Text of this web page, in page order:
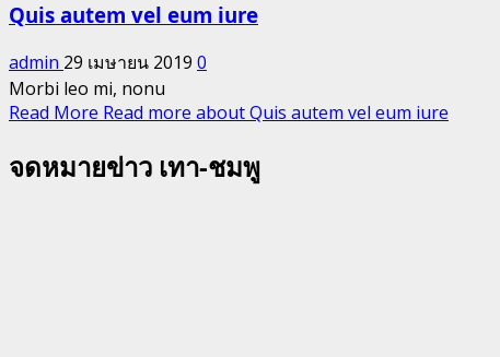
Quis autem vel eum iure
admin 29 เมษายน 2019 0
Morbi leo mi, nonu
Read More Read more about Quis autem vel eum iure
จดหมายข่าว เทา-ชมพู